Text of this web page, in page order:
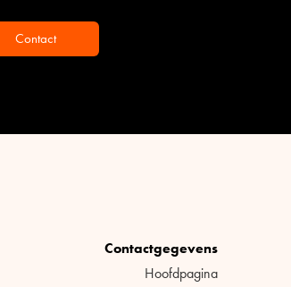
Contact
Contactgegevens
Hoofdpagina